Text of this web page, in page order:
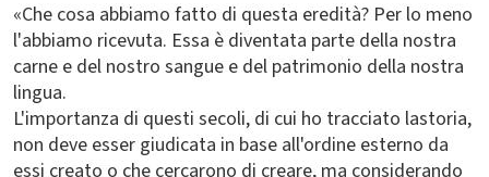
«Che cosa abbiamo fatto di questa eredità? Per lo meno
l'abbiamo ricevuta. Essa è diventata parte della nostra
carne e del nostro sangue e del patrimonio della nostra
lingua.
L'importanza di questi secoli, di cui ho tracciato lastoria,
non deve esser giudicata in base all'ordine esterno da
essi creato o che cercarono di creare, ma considerando